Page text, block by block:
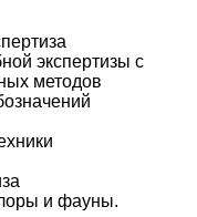
экспертизы с
методов
и фауны.